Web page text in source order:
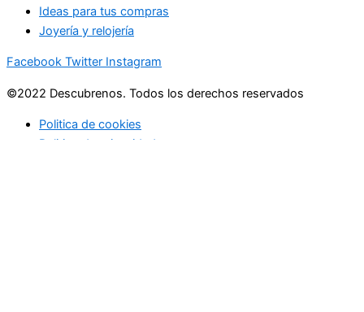
Ideas para tus compras
Joyería y relojería
Facebook Twitter Instagram
©2022 Descubrenos. Todos los derechos reservados
Politica de cookies
Politico de privacidad